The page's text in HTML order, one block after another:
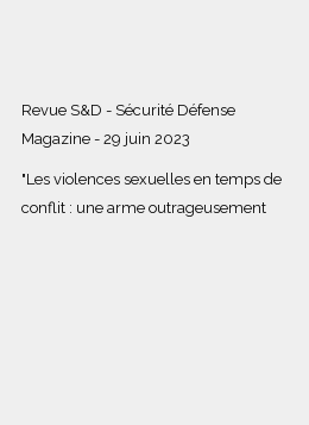
Revue S&D - Sécurité Défense
Magazine - 29 juin 2023
"Les violences sexuelles en temps de
conflit : une arme outrageusement